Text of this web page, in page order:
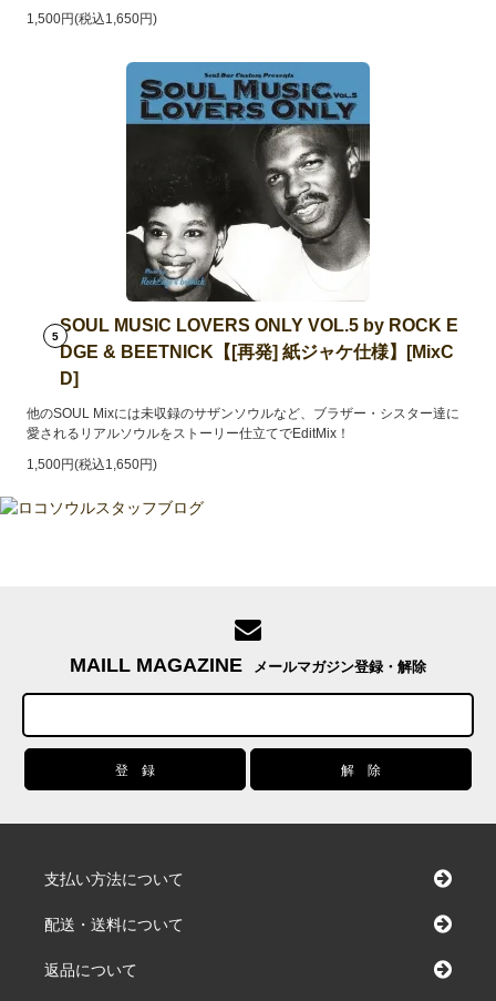
1,500円(税込1,650円)
5
SOUL MUSIC LOVERS ONLY VOL.5 by ROCK E
DGE & BEETNICK【[再発] 紙ジャケ仕様】[MixC
D]
他のSOUL Mixには未収録のサザンソウルなど、ブラザー・シスター達に
愛されるリアルソウルをストーリー仕立てでEditMix！
1,500円(税込1,650円)
MAILL MAGAZINE メールマガジン登録・解除
支払い方法について
配送・送料について
返品について